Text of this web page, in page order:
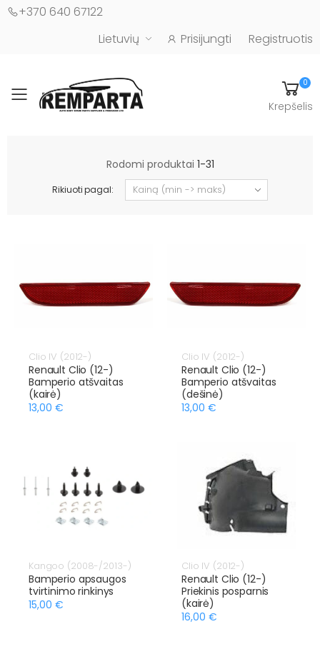
+370 640 67122
Lietuvių
Prisijungti Registruotis
Toggle mobile menu
0
Krepšelis
Rodomi produktai 1-31
Rikiuoti pagal:
Clio IV (2012-)
Renault Clio (12-)
Bamperio atšvaitas
(kairė)
13,00 €
Clio IV (2012-)
Renault Clio (12-)
Bamperio atšvaitas
(dešinė)
13,00 €
Kangoo (2008-/2013-)
Bamperio apsaugos
tvirtinimo rinkinys
15,00 €
Clio IV (2012-)
Renault Clio (12-)
Priekinis posparnis
(kairė)
16,00 €